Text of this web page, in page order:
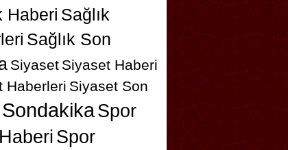
Haberi Sağlık
Sağlık Son
Siyaset Siyaset Haberi
Haberleri Siyaset Son
SondakikaSpor
Spor